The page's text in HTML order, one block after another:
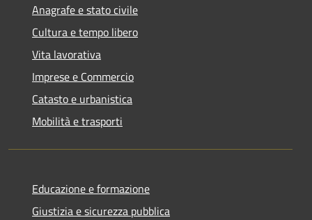
Anagrafe e stato civile
Cultura e tempo libero
Vita lavorativa
Imprese e Commercio
Catasto e urbanistica
Mobilità e trasporti
Educazione e formazione
Giustizia e sicurezza pubblica